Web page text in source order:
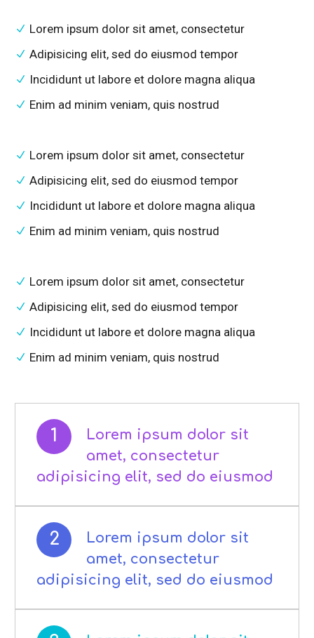
Lorem ipsum dolor sit amet, consectetur
Adipisicing elit, sed do eiusmod tempor
Incididunt ut labore et dolore magna aliqua
Enim ad minim veniam, quis nostrud
Lorem ipsum dolor sit amet, consectetur
Adipisicing elit, sed do eiusmod tempor
Incididunt ut labore et dolore magna aliqua
Enim ad minim veniam, quis nostrud
Lorem ipsum dolor sit amet, consectetur
Adipisicing elit, sed do eiusmod tempor
Incididunt ut labore et dolore magna aliqua
Enim ad minim veniam, quis nostrud
1
Lorem ipsum dolor sit
amet, consectetur
adipisicing elit, sed do eiusmod
2
Lorem ipsum dolor sit
amet, consectetur
adipisicing elit, sed do eiusmod